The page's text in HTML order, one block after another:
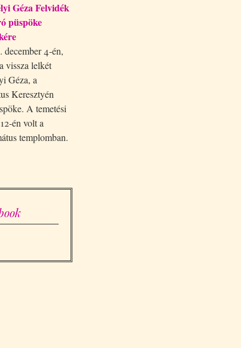
Géza Felvidék
püspöke
december 4-én,
vissza lelkét
Géza, a
Keresztyén
A temetési
én volt a
templomban.